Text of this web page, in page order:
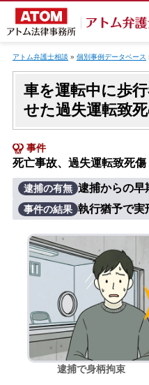
ホームに戻る
刑事事件でお困りの方
刑事事件の無料相談
接見・面会を弁護
刑事事件を示談で
アトム弁護士相談 » 個別事例データベース
車を運転中に歩
せた過失運転致
事件
死亡事故、過失運転致死傷
逮捕の有無 逮捕からの早
事件の結果 執行猶予で実
逮捕で身柄拘束